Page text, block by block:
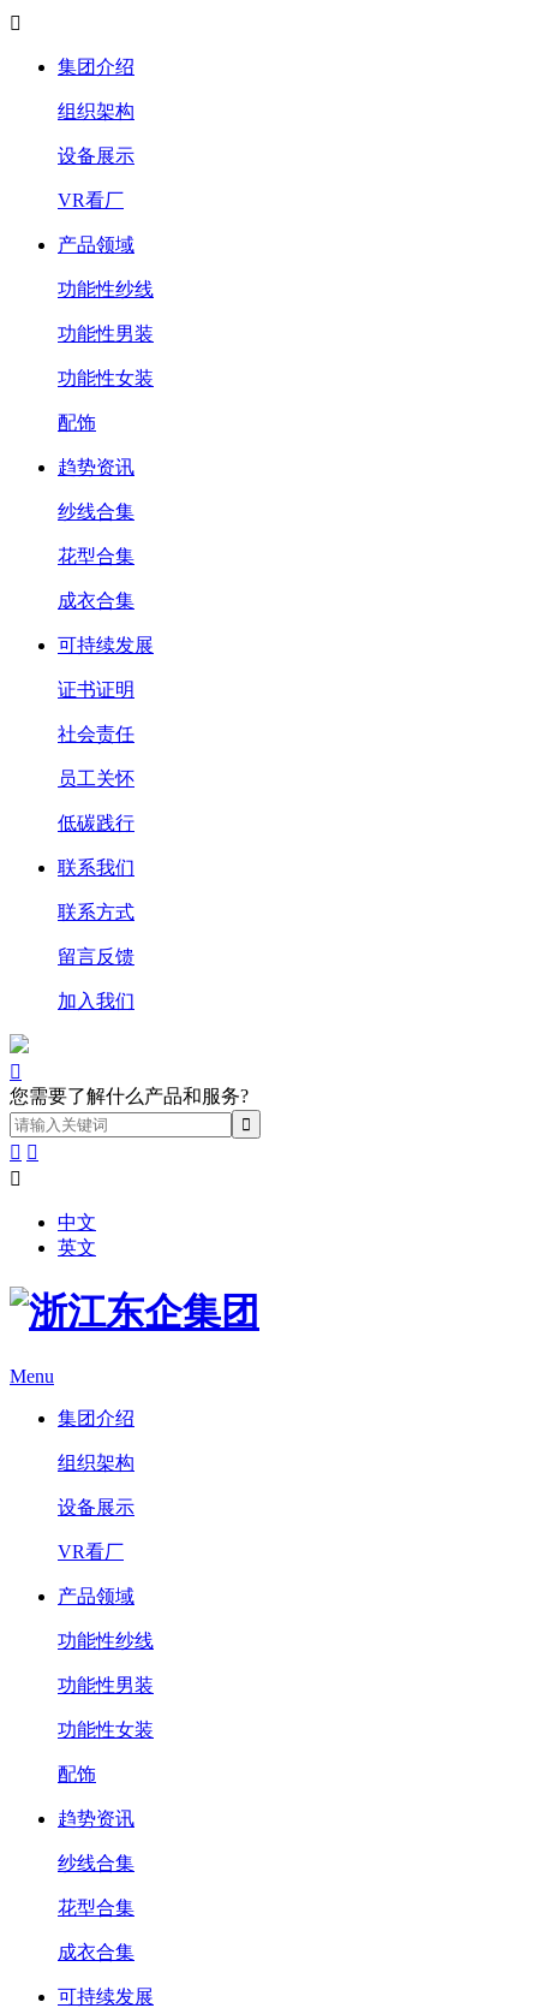

集团介绍
组织架构
设备展示
VR看厂
产品领域
功能性纱线
功能性男装
功能性女装
配饰
趋势资讯
纱线合集
花型合集
成衣合集
可持续发展
证书证明
社会责任
员工关怀
低碳践行
联系我们
联系方式
留言反馈
加入我们

您需要了解什么产品和服务?
 

中文
英文
Menu
集团介绍
组织架构
设备展示
VR看厂
产品领域
功能性纱线
功能性男装
功能性女装
配饰
趋势资讯
纱线合集
花型合集
成衣合集
可持续发展